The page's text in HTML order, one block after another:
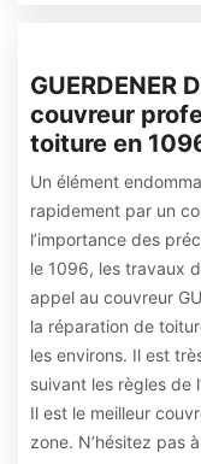
GUERDENER
couvreur
toiture en
Un élément
rapidement par un
l’importance des
le 1096, les travaux
appel au couvreur
la réparation de
les environs. Il est
suivant les règles de
Il est le meilleur
zone. N’hésitez pas